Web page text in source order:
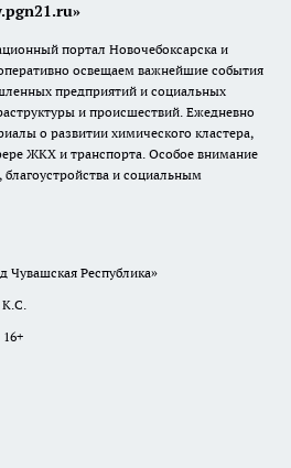
портал Новочебоксарска и
освещаем важнейшие события
предприятий и социальных
и происшествий. Ежедневно
о развитии химического кластера,
ЖКХ и транспорта. Особое внимание
и социальным
Республика»
К.С.